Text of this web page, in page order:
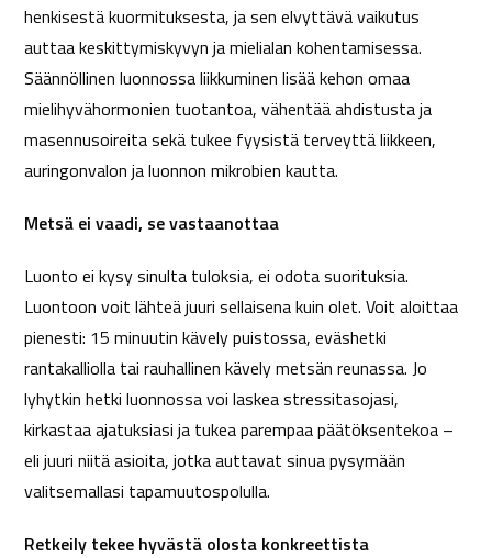
henkisestä kuormituksesta, ja sen elvyttävä vaikutus
auttaa keskittymiskyvyn ja mielialan kohentamisessa.
Säännöllinen luonnossa liikkuminen lisää kehon omaa
mielihyvähormonien tuotantoa, vähentää ahdistusta ja
masennusoireita sekä tukee fyysistä terveyttä liikkeen,
auringonvalon ja luonnon mikrobien kautta.
Metsä ei vaadi, se vastaanottaa
Luonto ei kysy sinulta tuloksia, ei odota suorituksia.
Luontoon voit lähteä juuri sellaisena kuin olet. Voit aloittaa
pienesti: 15 minuutin kävely puistossa, eväshetki
rantakalliolla tai rauhallinen kävely metsän reunassa. Jo
lyhytkin hetki luonnossa voi laskea stressitasojasi,
kirkastaa ajatuksiasi ja tukea parempaa päätöksentekoa –
eli juuri niitä asioita, jotka auttavat sinua pysymään
valitsemallasi tapamuutospolulla.
Retkeily tekee hyvästä olosta konkreettista